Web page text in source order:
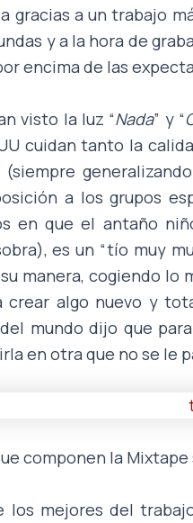
gracias a un trabajo
y a la hora de
encima de las
visto la luz “Nada” y “
cuidan tanto la
(siempre
a los grupos
en que el antaño
es un “tío muy
manera, cogiendo lo
crear algo nuevo y
mundo dijo que
en otra que no se le
componen la Mixtape
los mejores del